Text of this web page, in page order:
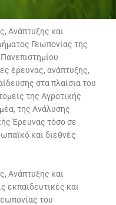
Ανάπτυξης και
Γεωπονίας της
έρευνας, ανάπτυξης,
στα πλαίσια του
της Αγροτικής
της Ανάλυσης
Έρευνας τόσο σε
και διεθνές
Ανάπτυξης και
εκπαιδευτικές και
του